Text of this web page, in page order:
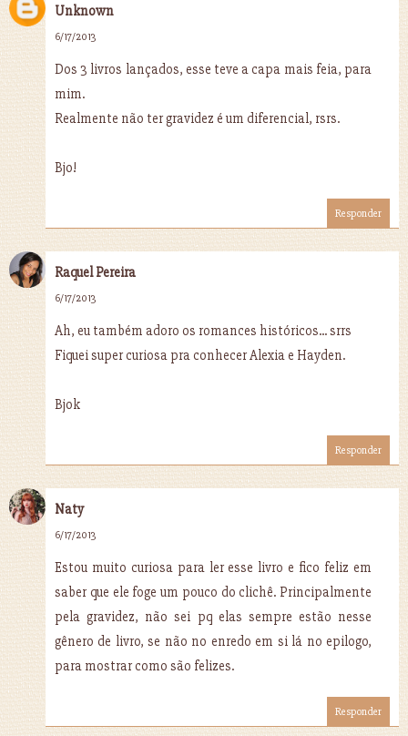
Unknown
6/17/2013
Dos 3 livros lançados, esse teve a capa mais feia, para
mim.
Realmente não ter gravidez é um diferencial, rsrs.
Bjo!
Responder
Raquel Pereira
6/17/2013
Ah, eu também adoro os romances históricos... srrs
Fiquei super curiosa pra conhecer Alexia e Hayden.
Bjok
Responder
Naty
6/17/2013
Estou muito curiosa para ler esse livro e fico feliz em
saber que ele foge um pouco do clichê. Principalmente
pela gravidez, não sei pq elas sempre estão nesse
gênero de livro, se não no enredo em si lá no epilogo,
para mostrar como são felizes.
Responder